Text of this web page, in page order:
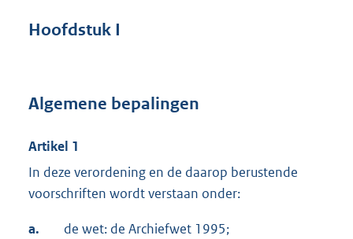
Hoofdstuk I
Algemene bepalingen
Artikel 1
In deze verordening en de daarop berustende
voorschriften wordt verstaan onder:
a. de wet: de Archiefwet 1995;